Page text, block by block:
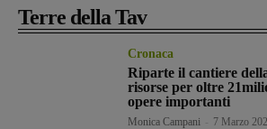
Terre della Tav
Cronaca
Riparte il cantiere
risorse per oltre
opere importanti
Monica Campani 7 Marzo